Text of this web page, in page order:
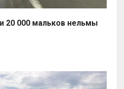
20 000 мальков нельмы